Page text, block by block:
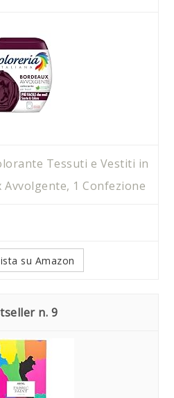
Tessuti e Vestiti in
1 Confezione
su Amazon
9